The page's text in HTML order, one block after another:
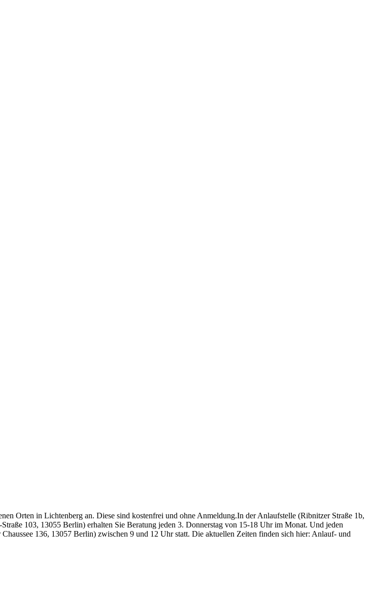
Orten in Lichtenberg an. Diese sind kostenfrei und ohne Anmeldung.In der Anlaufstelle (Ribnitzer Straße 1b,
103, 13055 Berlin) erhalten Sie Beratung jeden 3. Donnerstag von 15-18 Uhr im Monat. Und jeden
136, 13057 Berlin) zwischen 9 und 12 Uhr statt. Die aktuellen Zeiten finden sich hier: Anlauf- und